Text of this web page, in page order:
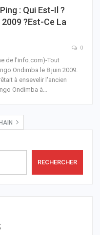
: Qui Est-Il ?
?Est-Ce La
0
de l'info.com)-Tout
Ondimba le 8 juin 2009.
à ensevelir l'ancien
Ondimba à…
RECHERCHER